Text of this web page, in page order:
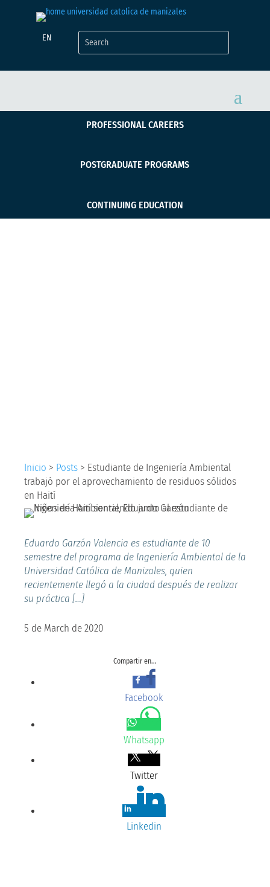
EN
PROFESSIONAL CAREERS
POSTGRADUATE PROGRAMS
CONTINUING EDUCATION
Inicio > Posts > Estudiante de Ingeniería Ambiental
trabajó por el aprovechamiento de residuos sólidos
en Haití
Eduardo Garzón Valencia es estudiante de 10
semestre del programa de Ingeniería Ambiental de la
Universidad Católica de Manizales, quien
recientemente llegó a la ciudad después de realizar
su práctica […]
5 de March de 2020
Compartir en...
Facebook
Whatsapp
Twitter
Linkedin